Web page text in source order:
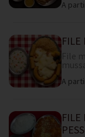
A
FILE
A
FILE